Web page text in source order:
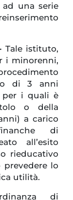
una serie
-Tale istituto,
i minorenni,
di 3 anni
per i quali è
o della
a carico
di
all’esito
rieducativo
lo
utilità.
di